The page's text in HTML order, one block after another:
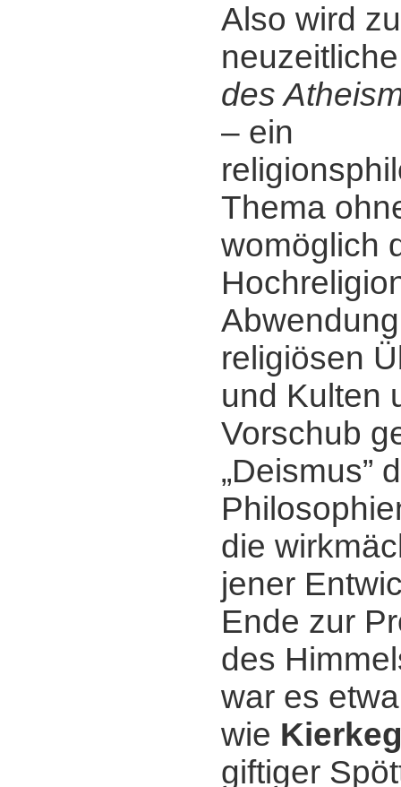
Also wird
neuzeitliche
des
‒ ein
Thema
womöglich
religiösen
und Kulten
Vorschub
„Deismus”
die
jener
Ende zur
des
war es
wie
giftiger